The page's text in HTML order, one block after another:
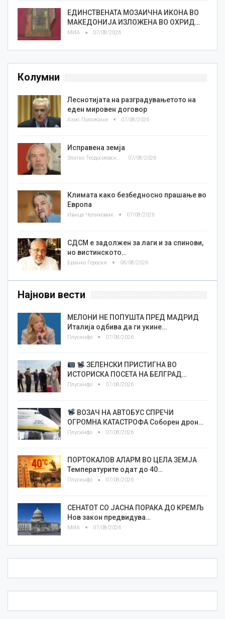
ЕДИНСТВЕНАТА МОЗАИЧНА ИКОНА ВО
МАКЕДОНИЈА ИЗЛОЖЕНА ВО ОХРИД…
МИА 07/08/2026
Колумни
Леснотијата на разградувањетото на
еден мировен договор
Азис Положани 07/08/2026
Исправена земја
Златко Теодосиевски 07/08/2026
Климата како безбедносно прашање во
Европа
Ивица Челиковиќ 07/08/2026
СДСМ е задолжен за лаги и за спинови,
но вистинското…
Бранко Героски 06/08/2026
Најнови вести
МЕЛОНИ НЕ ПОПУШТА ПРЕД МАДРИД
Италија одбива да ги укине…
Плусинфо 07/08/2026
ЗЕЛЕНСКИ ПРИСТИГНА ВО
ИСТОРИСКА ПОСЕТА НА БЕЛГРАД…
Плусинфо 07/08/2026
ВОЗАЧ НА АВТОБУС СПРЕЧИ
ОГРОМНА КАТАСТРОФА Соборен дрон…
Плусинфо 07/08/2026
ПОРТОКАЛОВ АЛАРМ ВО ЦЕЛА ЗЕМЈА
Температурите одат до 40…
Плусинфо 07/08/2026
СЕНАТОТ СО ЈАСНА ПОРАКА ДО КРЕМЉ
Нов закон предвидува…
МИА 07/08/2026